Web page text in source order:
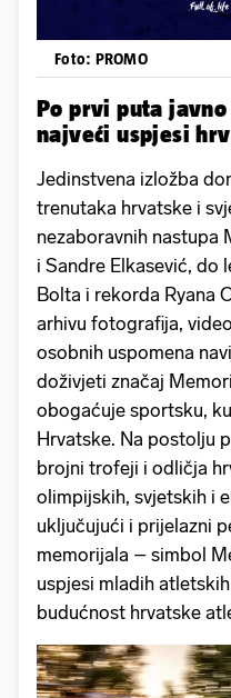
Foto: PROMO
Po prvi puta
najveći uspjesi
Jedinstvena izložba
trenutaka hrvatske i
nezaboravnih nastupa
i Sandre Elkasević, do
Bolta i rekorda Ryana
arhivu fotografija,
osobnih uspomena
doživjeti značaj
obogaćuje sportsku,
Hrvatske. Na postolju
brojni trofeji i odličja
olimpijskih, svjetskih i
uključujući i prijelazni
memorijala – simbol
uspjesi mladih
budućnost hrvatske